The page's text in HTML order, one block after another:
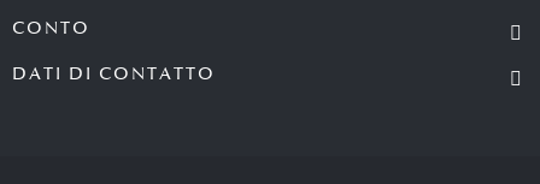
CONTO
DATI DI CONTATTO